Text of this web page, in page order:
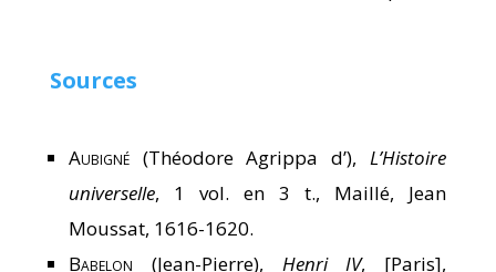
Sources
Aubigné(Théodore Agrippa d’),L’Histoire
universelle, 1 vol. en 3 t., Maillé, Jean
Moussat, 1616-1620.
Babelon (Jean-Pierre), Henri IV, [Paris],